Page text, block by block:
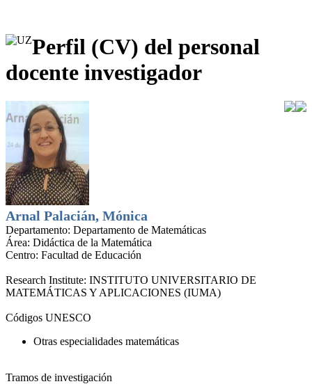
Perfil (CV) del personal
docente investigador
Arnal Palacián, Mónica
Departamento: Departamento de Matemáticas
Área: Didáctica de la Matemática
Centro: Facultad de Educación
Research Institute: INSTITUTO UNIVERSITARIO DE
MATEMÁTICAS Y APLICACIONES (IUMA)
Códigos UNESCO
Otras especialidades matemáticas
Tramos de investigación